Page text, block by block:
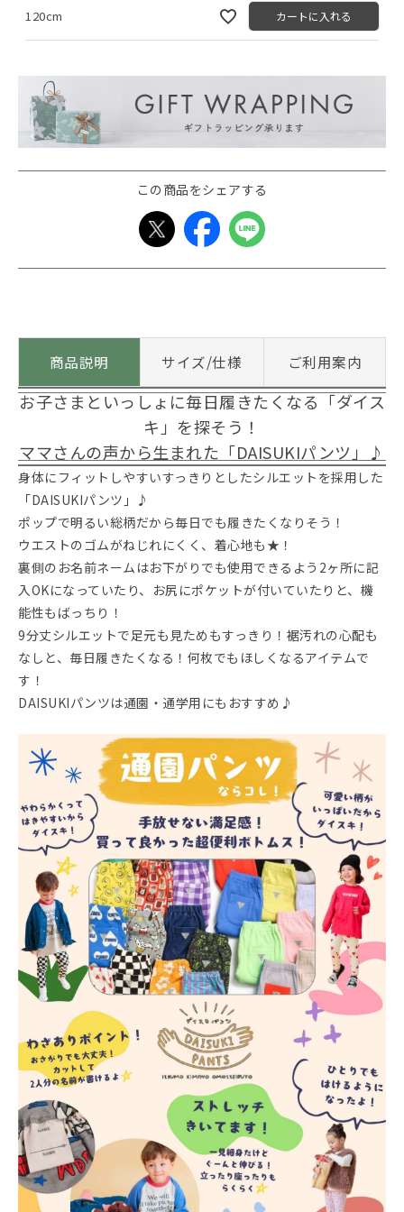
120cm カートに入れる
この商品をシェアする
商品説明 サイズ/仕様 ご利用案内
お子さまといっしょに毎日履きたくなる「ダイス
キ」を探そう！
ママさんの声から生まれた「DAISUKIパンツ」♪
身体にフィットしやすいすっきりとしたシルエットを採用した
「DAISUKIパンツ」♪
ポップで明るい総柄だから毎日でも履きたくなりそう！
ウエストのゴムがねじれにくく、着心地も★！
裏側のお名前ネームはお下がりでも使用できるよう2ヶ所に記
入OKになっていたり、お尻にポケットが付いていたりと、機
能性もばっちり！
9分丈シルエットで足元も見ためもすっきり！裾汚れの心配も
なしと、毎日履きたくなる！何枚でもほしくなるアイテムで
す！
DAISUKIパンツは通園・通学用にもおすすめ♪